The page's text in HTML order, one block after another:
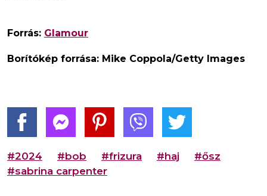
Forrás: Glamour
Borítókép forrása: Mike Coppola/Getty Images
#2024 #bob #frizura #haj
#ősz
#sabrina carpenter